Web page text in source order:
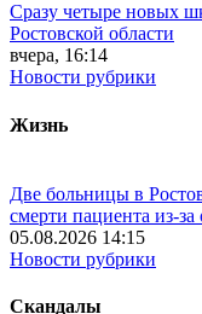
Сразу четыре новых
Ростовской области
вчера, 16:14
Новости рубрики
Жизнь
Две больницы в
смерти пациента из-
05.08.2026 14:15
Новости рубрики
Скандалы